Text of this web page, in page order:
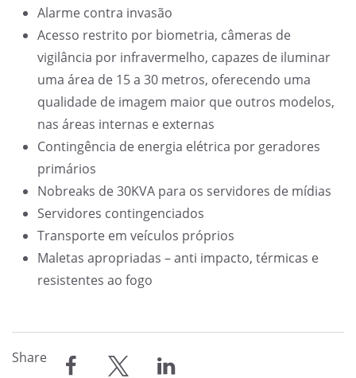
Share
Alarme contra invasão
Acesso restrito por biometria, câmeras de
vigilância por infravermelho, capazes de iluminar
uma área de 15 a 30 metros, oferecendo uma
qualidade de imagem maior que outros modelos,
nas áreas internas e externas
Contingência de energia elétrica por geradores
primários
Nobreaks de 30KVA para os servidores de mídias
Servidores contingenciados
Transporte em veículos próprios
Maletas apropriadas – anti impacto, térmicas e
resistentes ao fogo